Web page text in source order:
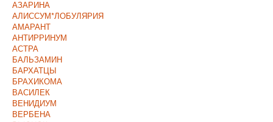
АЗАРИНА
АЛИССУМ*ЛОБУЛЯРИЯ
АМАРАНТ
АНТИРРИНУМ
АСТРА
БАЛЬЗАМИН
БАРХАТЦЫ
БРАХИКОМА
ВАСИЛЕК
ВЕНИДИУМ
ВЕРБЕНА